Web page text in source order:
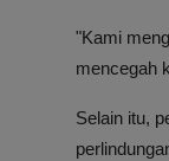
"Kami
mencegah
Selain itu,